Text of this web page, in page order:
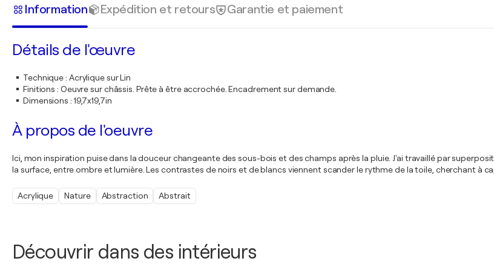
Découvrir dans des intérieurs
Information Expédition et retours Garantie et paiement
Détails de l'œuvre
Technique: Acrylique sur Lin
Finitions : Oeuvre sur châssis. Prête à être accrochée. Encadrement sur demande.
Dimensions : 19,7x19,7in
À propos de l'oeuvre
Ici, mon inspiration puise dans la douceur changeante des sous-bois et des champs après la pluie. J'ai travaillé par
la surface, entre ombre et lumière. Les contrastes de noirs et de blancs viennent scander le rythme de la toile, cherchant à
Acrylique Nature Abstraction Abstrait